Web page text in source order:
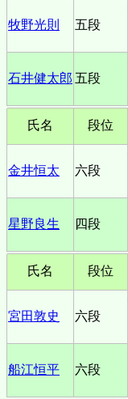
牧野光則 五段
石井健太郎 五段
氏名 段位
金井恒太 六段
星野良生 四段
氏名 段位
宮田敦史 六段
船江恒平 六段